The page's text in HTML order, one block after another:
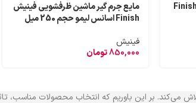
نمک ظرفشویی آلمانی فینیش Finish
مایع جرم گیر ماشین ظرفشویی فینیش
Finish اسانس لیمو حجم 250 میل
فینیش
850,000تومان
می‌کند. بر این باوریم که انتخاب محصولات مناسب،